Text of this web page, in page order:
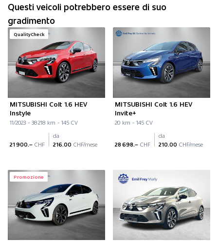
Questi veicoli potrebbero essere di suo
gradimento
QualityCheck
MITSUBISHI Colt 1.6 HEV
Instyle
11/2023 - 38 218 km - 145 CV
21 900.– CHF
da
216.00 CHF/mese
MITSUBISHI Colt 1.6 HEV
Invite+
20 km - 145 CV
28 698.– CHF
da
210.00 CHF/mese
Promozione